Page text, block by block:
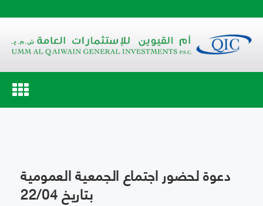
Toggle
navigation
دعوة لحضور اجتماع الجمعية العمومية
بتاريخ 22/04